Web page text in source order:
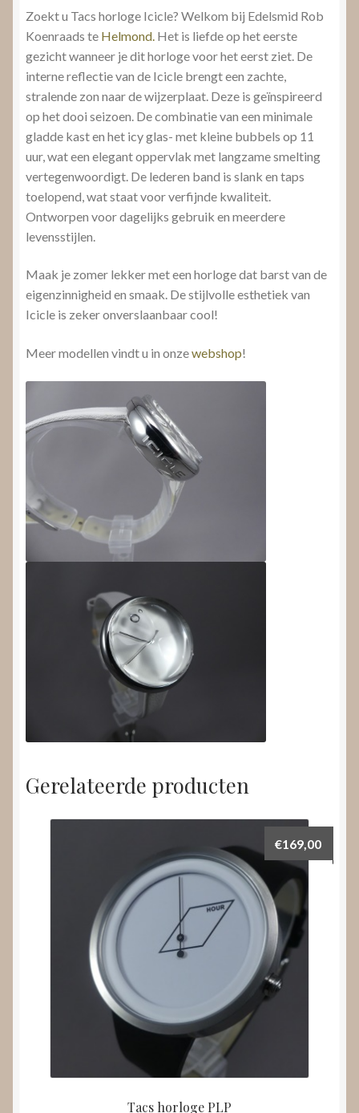
Zoekt u Tacs horloge Icicle? Welkom bij Edelsmid Rob
Koenraads te Helmond. Het is liefde op het eerste
gezicht wanneer je dit horloge voor het eerst ziet. De
interne reflectie van de Icicle brengt een zachte,
stralende zon naar de wijzerplaat. Deze is geïnspireerd
op het dooi seizoen. De combinatie van een minimale
gladde kast en het icy glas- met kleine bubbels op 11
uur, wat een elegant oppervlak met langzame smelting
vertegenwoordigt. De lederen band is slank en taps
toelopend, wat staat voor verfijnde kwaliteit.
Ontworpen voor dagelijks gebruik en meerdere
levensstijlen.
Maak je zomer lekker met een horloge dat barst van de
eigenzinnigheid en smaak. De stijlvolle esthetiek van
Icicle is zeker onverslaanbaar cool!
Meer modellen vindt u in onzewebshop!
Gerelateerde producten
Tacs horloge PLP
€169,00